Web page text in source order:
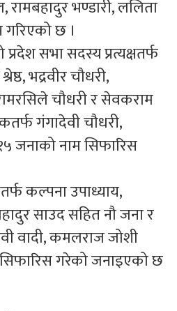
रामबहादुर भण्डारी, ललिता
छ ।
प्रदेश सभा सदस्य प्रत्यक्षतर्फ
भद्रवीर चौधरी,
चौधरी र सेवकराम
गंगादेवी चौधरी,
जनाको नाम सिफारिस
कल्पना उपाध्याय,
साउद सहित नौ जना र
वादी, कमलराज जोशी
गरेको जनाइएको छ